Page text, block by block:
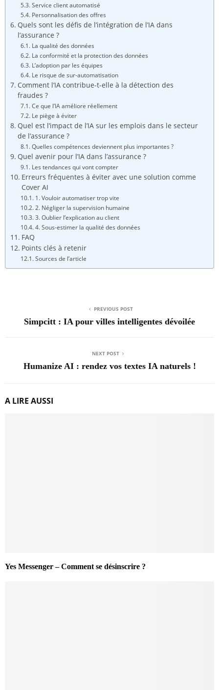
Service client automatisé
Personnalisation des offres
Quels sont les défis de l’intégration de l’IA dans
l’assurance ?
La qualité des données
La conformité et la protection des données
L’adoption par les équipes
Le risque de sur-automatisation
Comment l’IA contribue-t-elle à la détection des
fraudes ?
Ce que l’IA améliore réellement
Le piège à éviter
Quel est l’impact de l’IA sur les emplois dans le secteur
de l’assurance ?
Quelles compétences deviennent plus importantes ?
Quel avenir pour l’IA dans l’assurance ?
Les tendances qui vont compter
Erreurs fréquentes à éviter avec une solution comme
Cover AI
1. Vouloir automatiser trop vite
2. Négliger la supervision humaine
3. Oublier l’explication au client
4. Sous-estimer la qualité des données
FAQ
Points clés à retenir
Sources de l’article
PREVIOUS POST
Simpcitt : IA pour villes intelligentes dévoilée
NEXT POST
Humanize AI : rendez vos textes IA naturels !
A LIRE AUSSI
Yes Messenger – Comment se désinscrire ?